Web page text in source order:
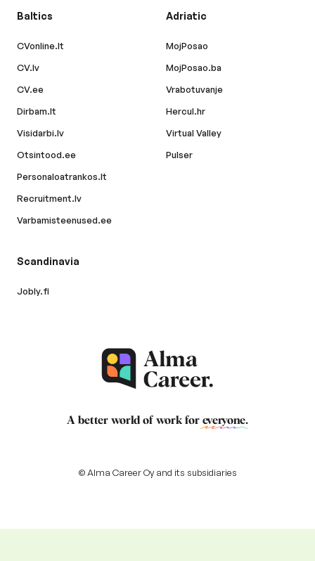
Baltics
CVonline.lt
CV.lv
CV.ee
Dirbam.lt
Visidarbi.lv
Otsintood.ee
Personaloatrankos.lt
Recruitment.lv
Varbamisteenused.ee
Adriatic
MojPosao
MojPosao.ba
Vrabotuvanje
Hercul.hr
Virtual Valley
Pulser
Scandinavia
Jobly.fi
A better world of work for everyone.
© Alma Career Oy and its subsidiaries